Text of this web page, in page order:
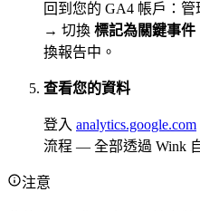
回到您的 GA4 帳戶：
→ 切換 標記為關鍵事件
換報告中。
查看您的資料
登入 analytics.google.com
流程 — 全部透過 Wink
注意